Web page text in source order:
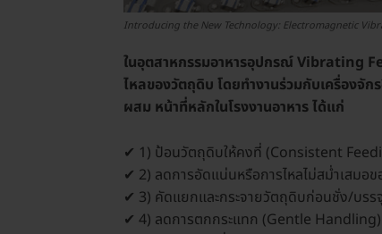
Introducing the New Technology: Electromagnetic
ในอุตสาหกรรมอาหารอุปกรณ์ Vibrating
ไหลของวัตถุดิบ โดยทำงานร่วมกับเครื่องจั
ผสม หน้าที่หลักในโรงงานอาหาร ได้แก่
✔ 1) ป้อนวัตถุดิบให้คงที่ (Consistent
✔ 2) ลดการอัดแน่นหรือการไหลไม่สม่ำเสมอ
✔ 3) คัดแยกและกระจายวัตถุดิบก่อนชั่ง/บรรจุ
✔ 4) ลดการตกกระแทก (Gentle Handling)